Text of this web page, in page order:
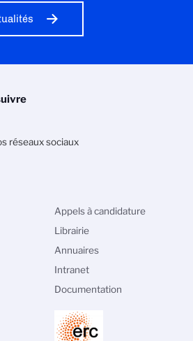
réseaux sociaux
Appels à candidature
Librairie
Annuaires
Intranet
Documentation